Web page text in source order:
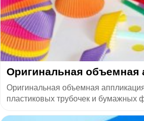
​Оригинальная объемная
Оригинальная объемная
пластиковых трубочек и бумажных